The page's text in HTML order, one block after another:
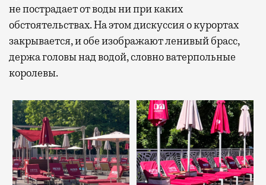
не пострадает от воды ни при каких
обстоятельствах. На этом дискуссия о курортах
закрывается, и обе изображают ленивый брасс,
держа головы над водой, словно ватерпольные
королевы.